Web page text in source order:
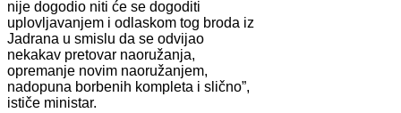
nije dogodio niti će se dogoditi
uplovljavanjem i odlaskom tog broda iz
Jadrana u smislu da se odvijao
nekakav pretovar naoružanja,
opremanje novim naoružanjem,
nadopuna borbenih kompleta i slično”,
ističe ministar.